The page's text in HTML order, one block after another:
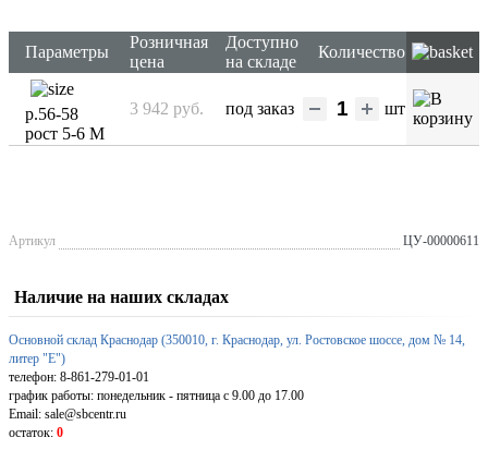
Параметры
Розничная
цена
Доступно
на складе
Количество
р.56-58
рост 5-6 М
3 942 руб. под заказ шт
Артикул ЦУ-00000611
Наличие на наших складах
Основной склад Краснодар (350010, г. Краснодар, ул. Ростовское шоссе, дом № 14,
литер "Е")
телефон: 8-861-279-01-01
график работы: понедельник - пятница с 9.00 до 17.00
Email: sale@sbcentr.ru
остаток: 0